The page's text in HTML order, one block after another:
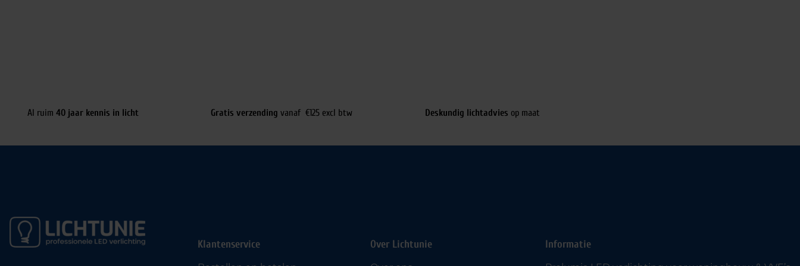
Al ruim 40 jaar kennis in licht Gratis verzending vanaf €125 excl btw Deskundig lichtadvies op maat
Klantenservice Over Lichtunie Informatie